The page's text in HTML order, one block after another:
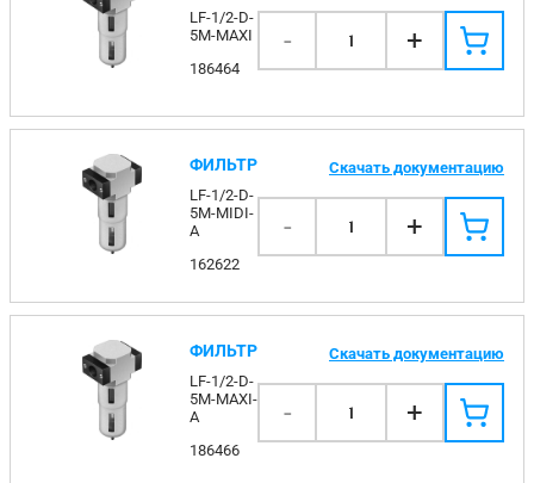
LF-1/2-D-
5M-MAXI
186464
- 1 +
ФИЛЬТР
LF-1/2-D-
5M-MIDI-
A
162622
Скачать документацию
- 1 +
ФИЛЬТР
LF-1/2-D-
5M-MAXI-
A
186466
Скачать документацию
- 1 +